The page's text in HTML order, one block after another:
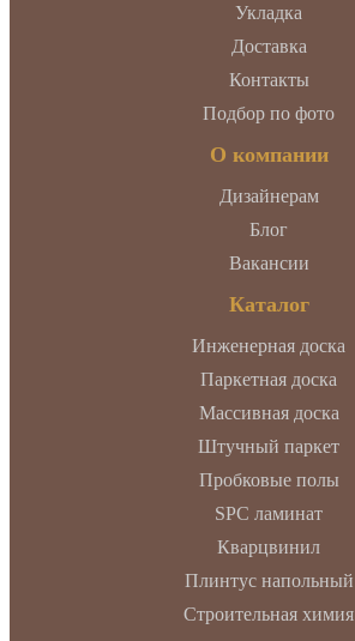
Укладка
Доставка
Контакты
Подбор по фото
О компании
Дизайнерам
Блог
Вакансии
Каталог
Инженерная доска
Паркетная доска
Массивная доска
Штучный паркет
Пробковые полы
SPC ламинат
Кварцвинил
Плинтус напольный
Строительная химия